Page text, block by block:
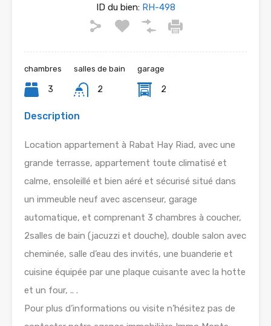
ID du bien:RH-498
chambres
3
salles de bain
2
garage
2
Description
Location appartement à Rabat Hay Riad, avec une
grande terrasse, appartement toute climatisé et
calme, ensoleillé et bien aéré et sécurisé situé dans
un immeuble neuf avec ascenseur, garage
automatique, et comprenant 3 chambres à coucher,
2salles de bain (jacuzzi et douche), double salon avec
cheminée, salle d’eau des invités, une buanderie et
cuisine équipée par une plaque cuisante avec la hotte
et un four, .. .
Pour plus d’informations ou visite n’hésitez pas de